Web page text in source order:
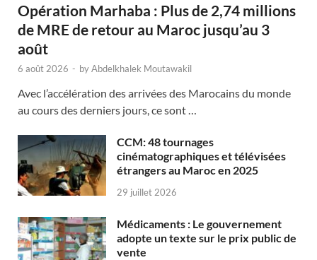
Opération Marhaba : Plus de 2,74 millions
de MRE de retour au Maroc jusqu’au 3
août
6 août 2026 - byAbdelkhalek Moutawakil
Avec l’accélération des arrivées des Marocains du monde
au cours des derniers jours, ce sont …
CCM: 48 tournages
cinématographiques et télévisées
étrangers au Maroc en 2025
29 juillet 2026
Médicaments : Le gouvernement
adopte un texte sur le prix public de
vente